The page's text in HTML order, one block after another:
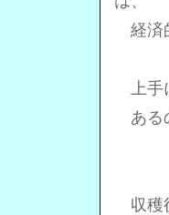
経済
上手
ある
収穫